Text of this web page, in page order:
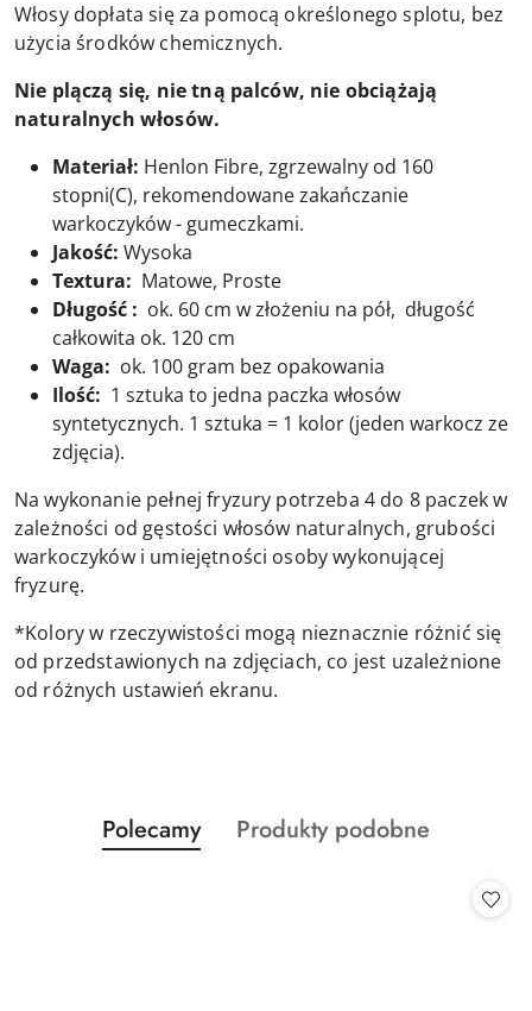
Włosy dopłata się za pomocą określonego splotu, bez
użycia środków chemicznych.
Nie plączą się, nie tną palców, nie obciążają
naturalnych włosów.
Materiał: Henlon Fibre, zgrzewalny od 160
stopni(C), rekomendowane zakańczanie
warkoczyków - gumeczkami.
Jakość: Wysoka
Textura: Matowe, Proste
Długość : ok. 60 cm w złożeniu na pół, długość
całkowita ok. 120 cm
Waga: ok. 100 gram bez opakowania
Ilość: 1 sztuka to jedna paczka włosów
syntetycznych. 1 sztuka = 1 kolor (jeden warkocz ze
zdjęcia).
Na wykonanie pełnej fryzury potrzeba 4 do 8 paczek w
zależności od gęstości włosów naturalnych, grubości
warkoczyków i umiejętności osoby wykonującej
fryzurę.
*Kolory w rzeczywistości mogą nieznacznie różnić się
od przedstawionych na zdjęciach, co jest uzależnione
od różnych ustawień ekranu.
Pomiń karuzelę produktów
Produkty
o
Polecamy
Produkty
Produkty podobne